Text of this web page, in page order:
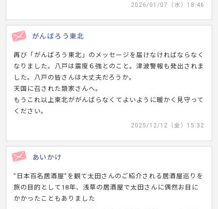
2026/01/07（水）18:46
がんばろう東北
再び「がんばろう東北」のメッセージを届けなければならなく
なりました。八戸は震度６強とのこと。津波警報も発出されま
した。八戸の皆さんは大丈夫だろうか。
天国に召された類家さんへ。
もうこれ以上東北ががんばらなくてよいように暖かく見守って
ください。
2025/12/12（金）15:32
あいかけ
”日本百名居酒屋”を観て太田さんのご紹介される居酒屋巡りを
旅の目的として18年、浅草の居酒屋で太田さんに偶然お目に
かかったこともありました